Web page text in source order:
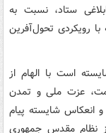
ستاد، نسبت به
رویکردی تحول‌آفرین
است با الهام از
عزت ملی و تمدن
و انعکاس شایسته پیام
نظام مقدس جمهوری